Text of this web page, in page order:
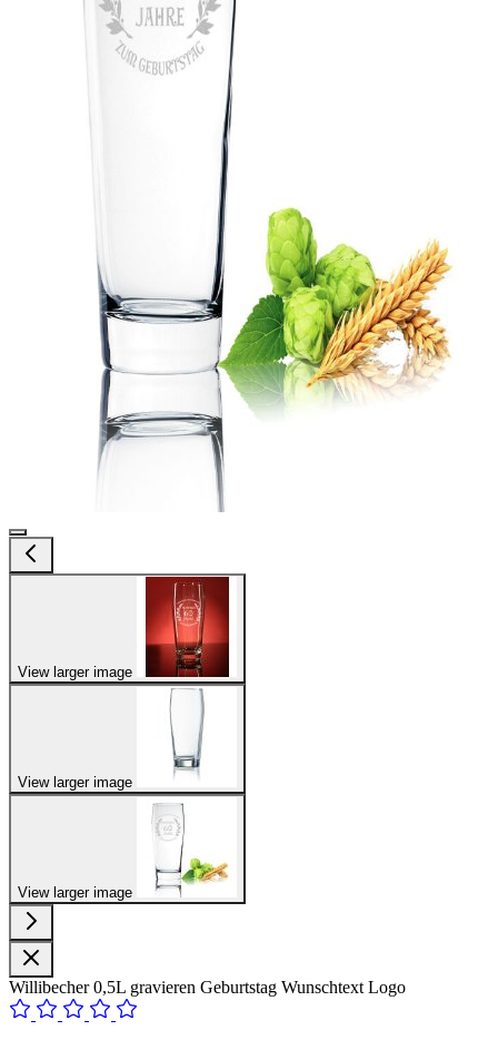
View larger image
View larger image
View larger image
Willibecher 0,5L gravieren Geburtstag Wunschtext Logo